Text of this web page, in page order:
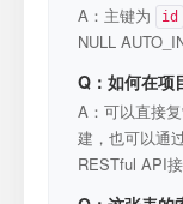
A：主键为 id
NULL
Q：如何在项
A：可以直接
建，也可以通
RESTful API